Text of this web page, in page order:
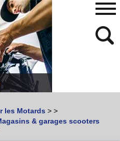
MOTOouSCOOTER
les Motards > >
& garages scooters